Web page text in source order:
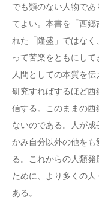
でも類のない人物で
てよい。本書を「西
れた「隆盛」ではな
って苦楽をともにし
人間としての本質を伝
研究すればするほど
信する。このままの
ないのである。人が
かみ自分以外の他を
る。これからの人類
ために、より多くの
ある。